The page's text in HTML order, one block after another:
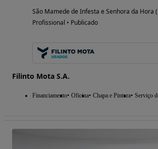
São Mamede de Infesta e Senhora da Hora
Profissional • Publicado
Filinto Mota S.A.
Financiamento Oficina Chapa e Pintura Serviço